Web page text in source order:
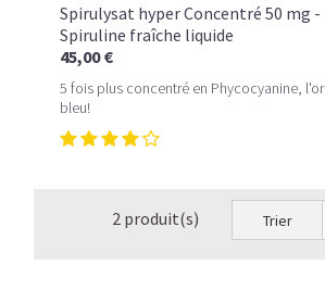
Spirulysat hyper Concentré 50 mg -
Spiruline fraîche liquide
45,00 €
5 fois plus concentré en Phycocyanine, l'or
bleu!
2 produit(s) Trier